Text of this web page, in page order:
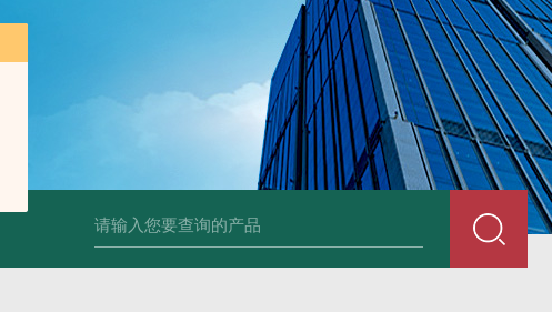
SCS食品厂不锈钢电子地磅 3吨可冲洗电子平台秤 带检重报警输送线75kg